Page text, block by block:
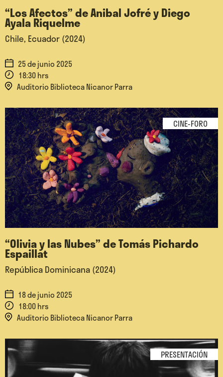
“Los Afectos” de Anibal Jofré y Diego
Ayala Riquelme
Chile, Ecuador (2024)
25 de junio 2025
18:30 hrs
Auditorio Biblioteca Nicanor Parra
CINE-FORO
“Olivia y las Nubes” de Tomás Pichardo
Espaillat
República Dominicana (2024)
18 de junio 2025
18:00 hrs
Auditorio Biblioteca Nicanor Parra
PRESENTACIÓN